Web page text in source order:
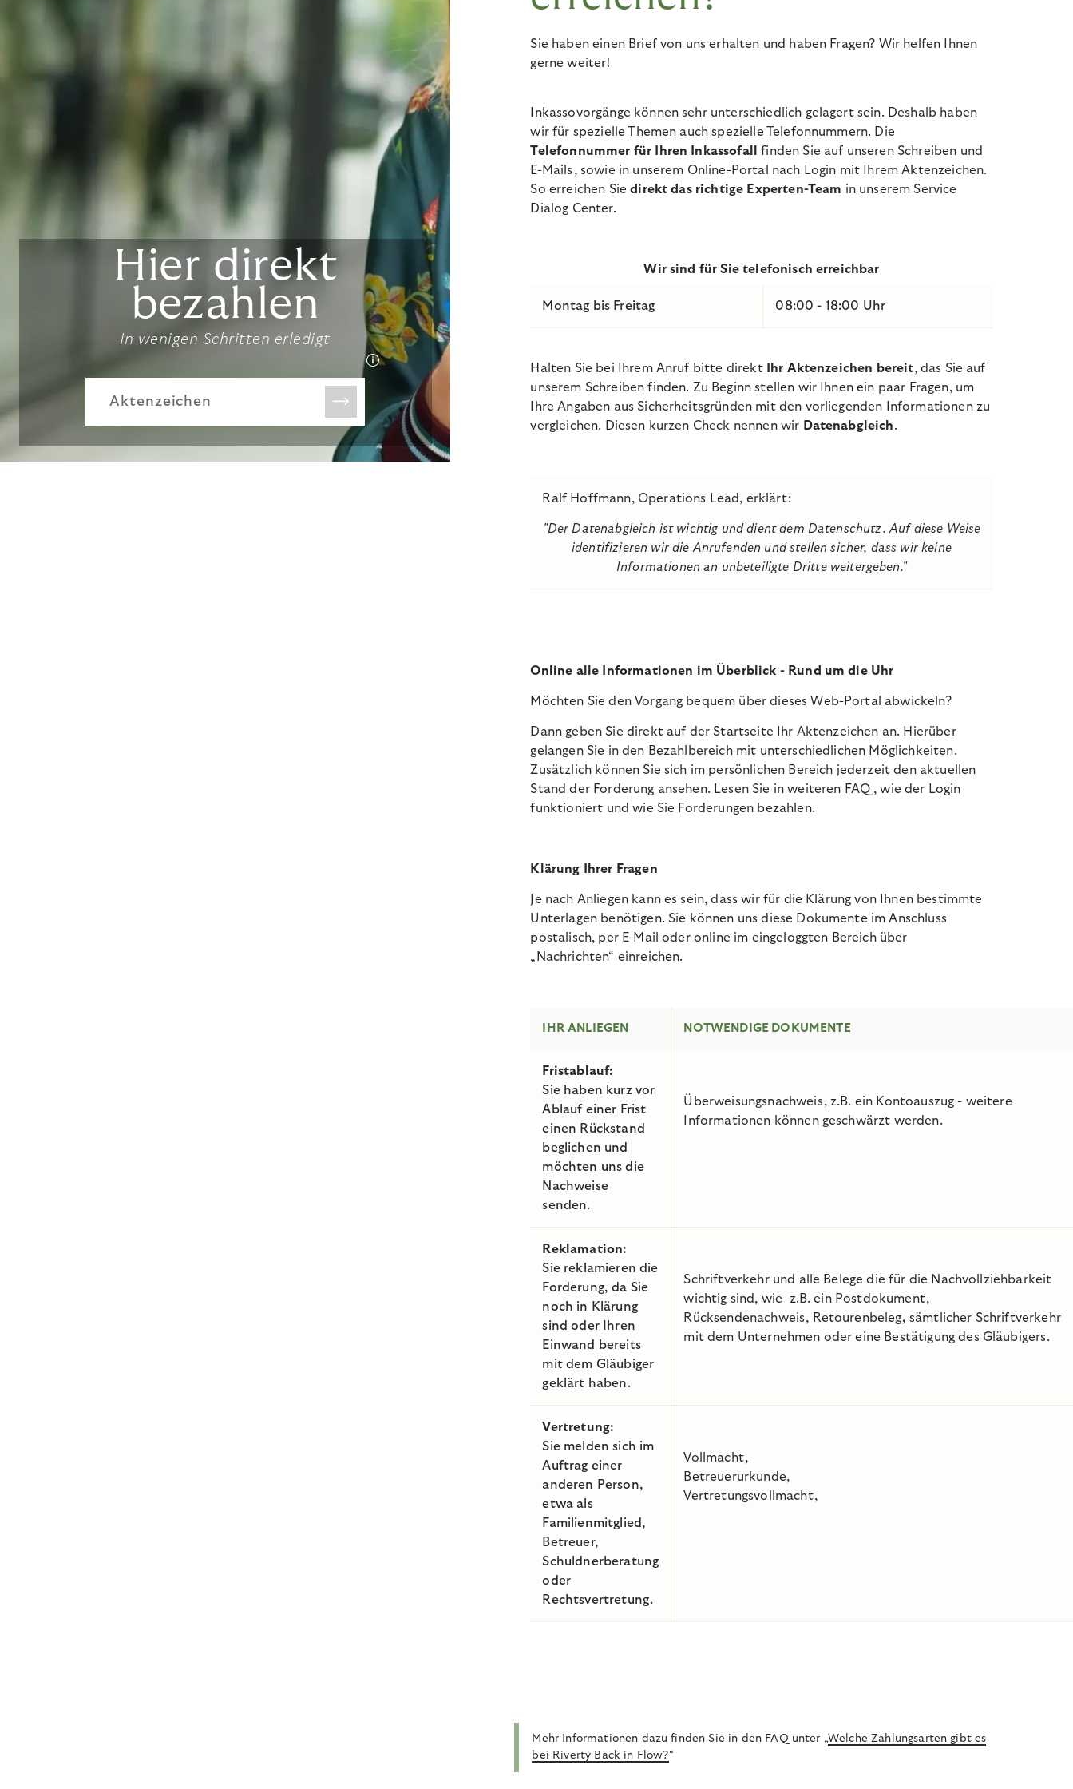
Hier direkt
bezahlen
In wenigen Schritten erledigt
Aktenzeichen
Sie haben einen Brief von uns erhalten und haben Fragen? Wir helfen Ihnen
gerne weiter!
Inkassovorgänge können sehr unterschiedlich gelagert sein. Deshalb haben
wir für spezielle Themen auch spezielle Telefonnummern. Die
Telefonnummer für Ihren Inkassofall
finden Sie auf unseren Schreiben und
E-Mails, sowie in unserem Online-Portal nach Login mit Ihrem Aktenzeichen.
So erreichen Siedirekt das richtige Experten-Team in unserem Service
Dialog Center.
Wir sind für Sie telefonisch erreichbar
Montag bis Freitag 08:00 - 18:00 Uhr
Halten Sie bei Ihrem Anruf bitte direkt Ihr Aktenzeichen bereit, das Sie auf
unserem Schreiben finden. Zu Beginn stellen wir Ihnen ein paar Fragen, um
Ihre Angaben aus Sicherheitsgründen mit den vorliegenden Informationen zu
vergleichen. Diesen kurzen Check nennen wir Datenabgleich.
Ralf Hoffmann, Operations Lead, erklärt:
"Der Datenabgleich ist wichtig und dient dem Datenschutz. Auf diese Weise
identifizieren wir die Anrufenden und stellen sicher, dass wir keine
Informationen an unbeteiligte Dritte weitergeben."
Online alle Informationen im Überblick - Rund um die Uhr
Möchten Sie den Vorgang bequem über dieses Web-Portal abwickeln?
Dann geben Sie direkt auf der Startseite Ihr Aktenzeichen an. Hierüber
gelangen Sie in den Bezahlbereich mit unterschiedlichen Möglichkeiten.
Zusätzlich können Sie sich im persönlichen Bereich jederzeit den aktuellen
Stand der Forderung ansehen. Lesen Sie in weiteren FAQ, wie der Login
funktioniert und wie Sie Forderungen bezahlen.
Klärung Ihrer Fragen
Je nach Anliegen kann es sein, dass wir für die Klärung von Ihnen bestimmte
Unterlagen benötigen. Sie können uns diese Dokumente im Anschluss
postalisch, per E-Mail oder online im eingeloggten Bereich über
„Nachrichten“ einreichen.
IHR ANLIEGEN NOTWENDIGE DOKUMENTE
Fristablauf:
Sie haben kurz vor
Ablauf einer Frist
einen Rückstand
beglichen und
möchten uns die
Nachweise
senden.
Überweisungsnachweis, z.B. ein Kontoauszug - weitere
Informationen können geschwärzt werden.
Reklamation:
Sie reklamieren die
Forderung, da Sie
noch in Klärung
sind oder Ihren
Einwand bereits
mit dem Gläubiger
geklärt haben.
Schriftverkehr und alle Belege die für die Nachvollziehbarkeit
wichtig sind, wie z.B. ein Postdokument,
Rücksendenachweis, Retourenbeleg, sämtlicher Schriftverkehr
mit dem Unternehmen oder eine Bestätigung des Gläubigers.
Vertretung:
Sie melden sich im
Auftrag einer
anderen Person,
etwa als
Familienmitglied,
Betreuer,
Schuldnerberatung
oder
Rechtsvertretung.
Vollmacht,
Betreuerurkunde,
Vertretungsvollmacht,
Mehr Informationen dazu finden Sie in den FAQ unter „Welche Zahlungsarten gibt es
bei Riverty Back in Flow?“